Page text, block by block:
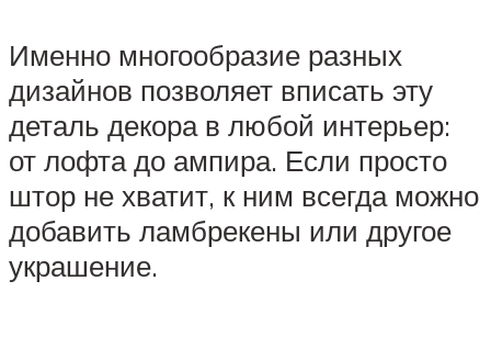
Именно многообразие разных
дизайнов позволяет вписать эту
деталь декора в любой интерьер:
от лофта до ампира. Если просто
штор не хватит, к ним всегда можно
добавить ламбрекены или другое
украшение.